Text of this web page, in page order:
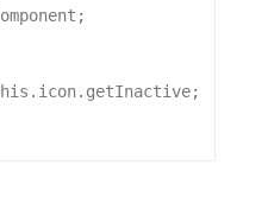
;
. icon. getInactive;